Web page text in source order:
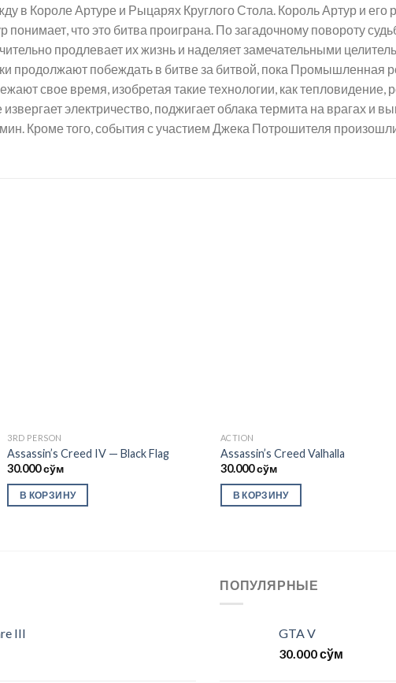
в Короле Артуре и Рыцарях Круглого Стола. Король Артур и
понимает, что это битва проиграна. По загадочному повороту
продлевает их жизнь и наделяет замечательными
продолжают побеждать в битве за битвой, пока Промышленная
свое время, изобретая такие технологии, как тепловидение,
электричество, поджигает облака термита на врагах и
Кроме того, события с участием Джека Потрошителя
3RD PERSON
Assassin’s Creed IV — Black Flag
30.000сўм
В КОРЗИНУ
ACTION
Assassin’s Creed Valhalla
30.000сўм
В КОРЗИНУ
III
ПОПУЛЯРНЫЕ
GTA V
30.000сўм